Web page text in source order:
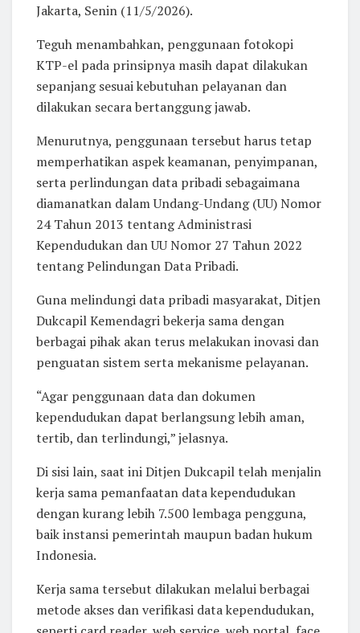
Jakarta, Senin (11/5/2026).
Teguh menambahkan, penggunaan fotokopi
KTP-el pada prinsipnya masih dapat dilakukan
sepanjang sesuai kebutuhan pelayanan dan
dilakukan secara bertanggung jawab.
Menurutnya, penggunaan tersebut harus tetap
memperhatikan aspek keamanan, penyimpanan,
serta perlindungan data pribadi sebagaimana
diamanatkan dalam Undang-Undang (UU) Nomor
24 Tahun 2013 tentang Administrasi
Kependudukan dan UU Nomor 27 Tahun 2022
tentang Pelindungan Data Pribadi.
Guna melindungi data pribadi masyarakat, Ditjen
Dukcapil Kemendagri bekerja sama dengan
berbagai pihak akan terus melakukan inovasi dan
penguatan sistem serta mekanisme pelayanan.
“Agar penggunaan data dan dokumen
kependudukan dapat berlangsung lebih aman,
tertib, dan terlindungi,” jelasnya.
Di sisi lain, saat ini Ditjen Dukcapil telah menjalin
kerja sama pemanfaatan data kependudukan
dengan kurang lebih 7.500 lembaga pengguna,
baik instansi pemerintah maupun badan hukum
Indonesia.
Kerja sama tersebut dilakukan melalui berbagai
metode akses dan verifikasi data kependudukan,